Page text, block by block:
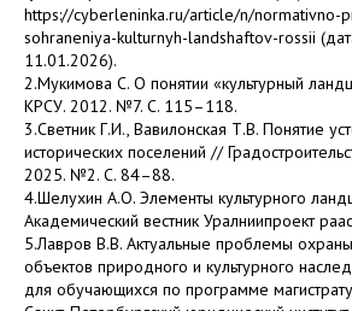
https://cyberleninka.ru/article/n/normativno-
sohraneniya-kulturnyh-landshaftov-rossii
11.01.2026).
2.Мукимова С. О понятии «культурный
КРСУ. 2012. №7. С. 115–118.
3.Светник Г.И., Вавилонская Т.В. Понятие
исторических поселений //
2025. №2. С. 84–88.
4.Шелухин А.О. Элементы культурного
Академический вестник Уралниипроект
5.Лавров В.В. Актуальные проблемы
объектов природного и культурного
для обучающихся по программе